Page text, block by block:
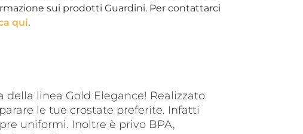
sui prodotti Guardini. Per contattarci
qui.
linea Gold Elegance! Realizzato
le tue crostate preferite. Infatti
uniformi. Inoltre è privo BPA,